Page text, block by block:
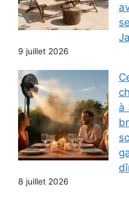
9 juillet 2026
à
8 juillet 2026